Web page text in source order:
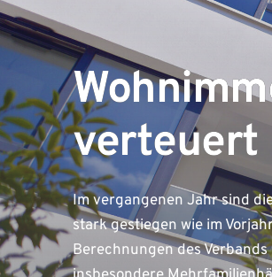
verteuert
Im vergangenen Jahr sind
stark gestiegen wie im
Berechnungen des